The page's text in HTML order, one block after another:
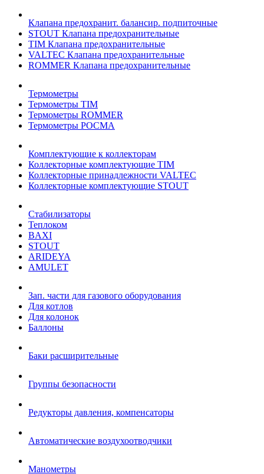
Клапана предохранит. балансир. подпиточные
STOUT Клапана предохранительные
TIM Клапана предохранительные
VALTEC Клапана предохранительные
ROMMER Клапана предохранительные
Термометры
Термометры TIM
Термометры ROMMER
Термометры РОСМА
Комплектующие к коллекторам
Коллекторные комплектующие TIM
Коллекторные принадлежности VALTEC
Коллекторные комплектующие STOUT
Стабилизаторы
Теплоком
BAXI
STOUT
ARIDEYA
AMULET
Зап. части для газового оборудования
Для котлов
Для колонок
Баллоны
Баки расширительные
Группы безопасности
Редукторы давления, компенсаторы
Автоматические воздухоотводчики
Манометры